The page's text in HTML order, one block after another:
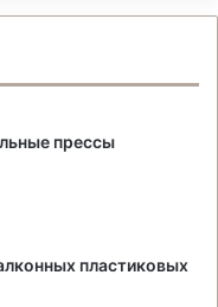
прессы
пластиковых